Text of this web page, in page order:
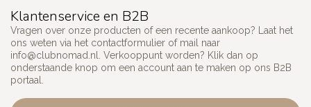
Klantenservice en B2B
Vragen over onze producten of een recente aankoop? Laat het
ons weten via het contactformulier of mail naar
info@clubnomad.nl
. Verkooppunt worden? Klik dan op
onderstaande knop om een account aan te maken op ons B2B
portaal.